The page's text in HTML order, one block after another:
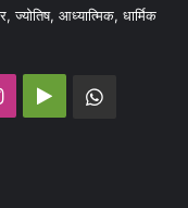
ज्योतिष, आध्यात्मिक, धार्मिक
Instagram
Google